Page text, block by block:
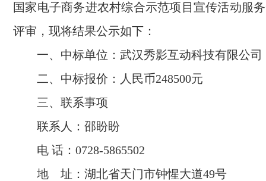
国家电子商务进农村综合示范项目宣传活动服
评审，现将结果公示如下：
一、中标单位：武汉秀影互动科技有限公司
二、中标报价：人民币248500元
三、联系事项
联系人：邵盼盼
电 话：0728-5865502
地 址：湖北省天门市钟惺大道49号